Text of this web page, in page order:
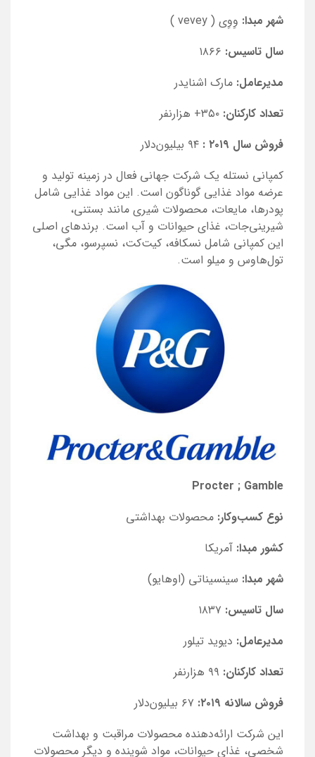
شهر مبدا: وِوِی ( vevey
)
سال تاسیس: ۱۸۶۶
مدیرعامل: مارک اشنایدر
تعداد کارکنان: ۳۵۰+ هزارنفر
فروش سال ۲۰۱۹ :
۹۴ بیلیون‌دلار
کمپانی نستله یک شرکت جهانی فعال در زمینه تولید و
عرضه مواد غذایی گوناگون است. این مواد غذایی شامل
پودرها، مایعات، محصولات شیری مانند بستنی،
شیرینی‌جات، غذای حیوانات و آب است. برندهای اصلی
این کمپانی شامل نسکافه، کیت‌کت، نسپرسو، مگی،
تول‌هاوس و میلو است.
Procter ; Gamble
نوع کسب‌و‌کار: محصولات بهداشتی
کشور مبدا: آمریکا
شهر مبدا: سینسیناتی (اوهایو)
سال تاسیس: ۱۸۳۷
مدیرعامل: دیوید تیلور
تعداد کارکنان: ۹۹ هزارنفر
فروش سالانه ۲۰۱۹:
۶۷ بیلیون‌دلار
این شرکت ارائه‌دهنده محصولات مراقبت و بهداشت
شخصی، غذای حیوانات، مواد شوینده و دیگر محصولات